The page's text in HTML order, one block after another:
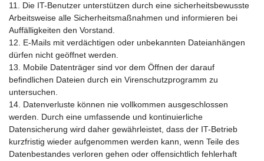
11. Die IT-Benutzer unterstützen durch eine sicherheitsbewusste
Arbeitsweise alle Sicherheitsmaßnahmen und informieren bei
Auffälligkeiten den Vorstand.
12. E-Mails mit verdächtigen oder unbekannten Dateianhängen
dürfen nicht geöffnet werden.
13. Mobile Datenträger sind vor dem Öffnen der darauf
befindlichen Dateien durch ein Virenschutzprogramm zu
untersuchen.
14. Datenverluste können nie vollkommen ausgeschlossen
werden. Durch eine umfassende und kontinuierliche
Datensicherung wird daher gewährleistet, dass der IT-Betrieb
kurzfristig wieder aufgenommen werden kann, wenn Teile des
Datenbestandes verloren gehen oder offensichtlich fehlerhaft